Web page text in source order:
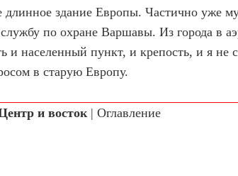
здание Европы. Частично уже
по охране Варшавы. Из города в
и населенный пункт, и крепость, и я не
в старую Европу.
и восток | Оглавление